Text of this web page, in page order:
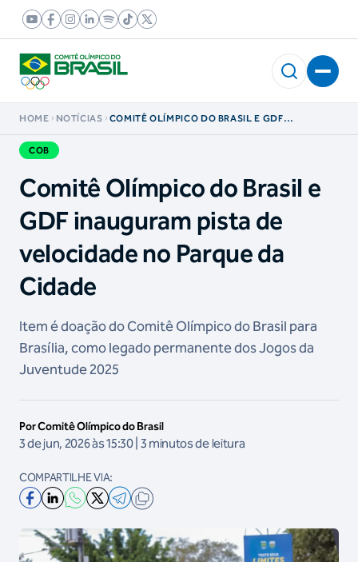
HOME NOTÍCIAS
COMITÊ OLÍMPICO DO BRASIL E GDF
COB
Comitê Olímpico do Brasil e
GDF inauguram pista de
velocidade no Parque da
Cidade
Item é doação do Comitê Olímpico do Brasil para
Brasília, como legado permanente dos Jogos da
Juventude 2025
Por Comitê Olímpico do Brasil
3 de jun, 2026 às 15:30 | 3 minutos de leitura
COMPARTILHE VIA: